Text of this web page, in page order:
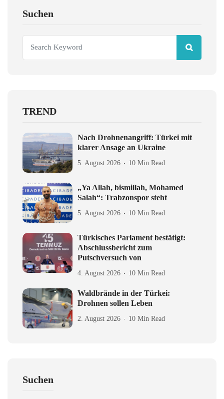
Suchen
TREND
Nach Drohnenangriff: Türkei mit
klarer Ansage an Ukraine
5. August 2026 10 Min Read
„Ya Allah, bismillah, Mohamed
Salah“: Trabzonspor steht
5. August 2026 10 Min Read
Türkisches Parlament bestätigt:
Abschlussbericht zum
Putschversuch von
4. August 2026 10 Min Read
Waldbrände in der Türkei:
Drohnen sollen Leben
2. August 2026 10 Min Read
Suchen